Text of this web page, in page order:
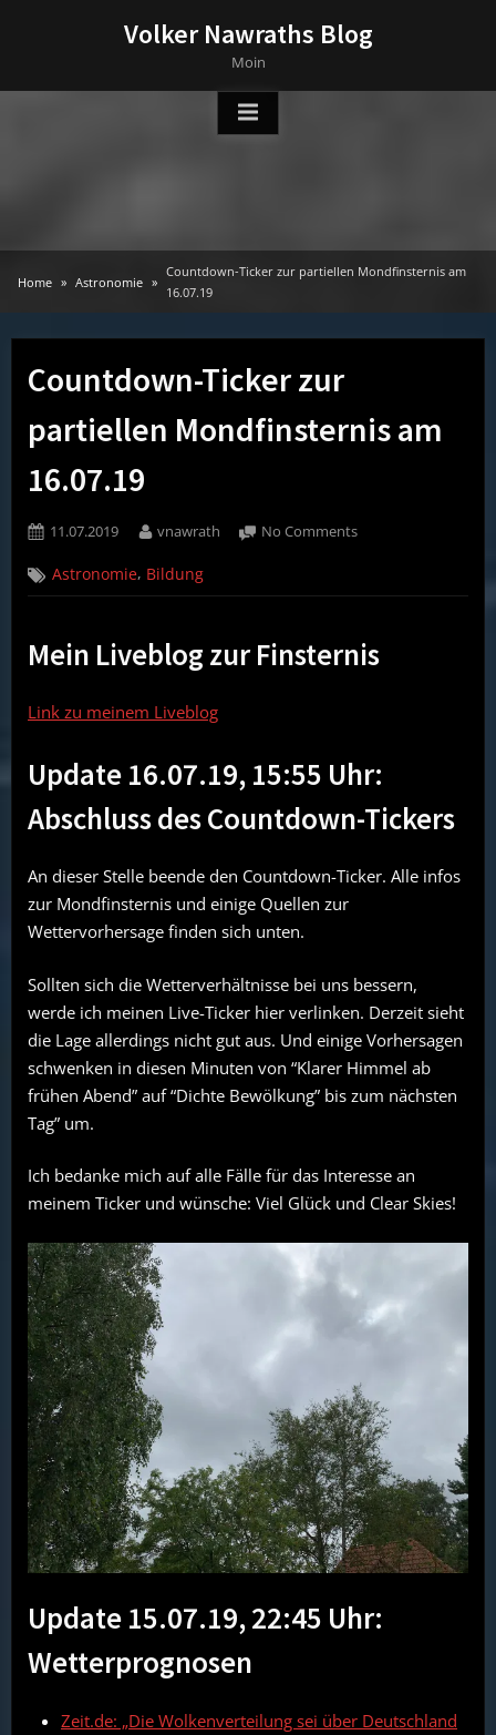
Volker Nawraths Blog
Moin
Home Astronomie
Countdown-Ticker zur partiellen Mondfinsternis am
16.07.19
Countdown-Ticker zur
partiellen Mondfinsternis am
16.07.19
Posted
11.07.2019 By
vnawrath No Commentson
zur
Mondfinsternis
am
Astronomie, Bildung
Mein Liveblog zur Finsternis
Link zu meinem Liveblog
Update 16.07.19, 15:55 Uhr:
Abschluss des Countdown-Tickers
An dieser Stelle beende den Countdown-Ticker. Alle infos
zur Mondfinsternis und einige Quellen zur
Wettervorhersage finden sich unten.
Sollten sich die Wetterverhältnisse bei uns bessern,
werde ich meinen Live-Ticker hier verlinken. Derzeit sieht
die Lage allerdings nicht gut aus. Und einige Vorhersagen
schwenken in diesen Minuten von “Klarer Himmel ab
frühen Abend” auf “Dichte Bewölkung” bis zum nächsten
Tag” um.
Ich bedanke mich auf alle Fälle für das Interesse an
meinem Ticker und wünsche: Viel Glück und Clear Skies!
Update 15.07.19, 22:45 Uhr:
Wetterprognosen
Zeit.de: „Die Wolkenverteilung sei über Deutschland